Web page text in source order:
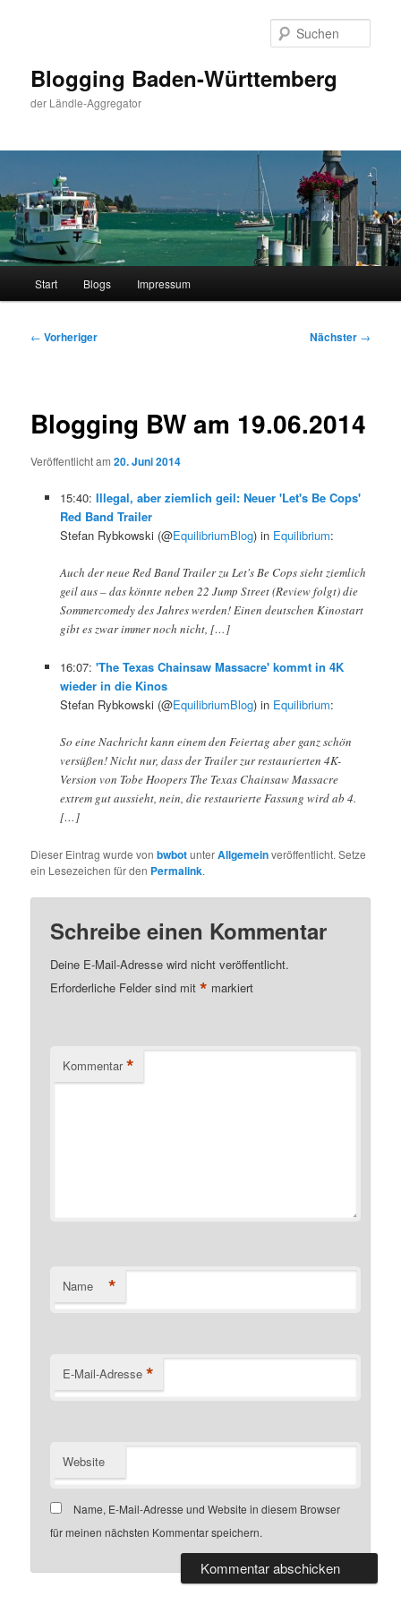
Blogging Baden-Württemberg
der Ländle-Aggregator
Start Blogs Impressum
Beitragsnavigation
← Vorheriger Nächster →
Blogging BW am 19.06.2014
Veröffentlicht am20. Juni 2014
15:40: Illegal, aber ziemlich geil: Neuer 'Let's Be Cops'
Red Band Trailer
Stefan Rybkowski (@EquilibriumBlog) in Equilibrium:
Auch der neue Red Band Trailer zu Let's Be Cops sieht ziemlich
geil aus – das könnte neben 22 Jump Street (Review folgt) die
Sommercomedy des Jahres werden! Einen deutschen Kinostart
gibt es zwar immer noch nicht, […]
16:07: 'The Texas Chainsaw Massacre' kommt in 4K
wieder in die Kinos
Stefan Rybkowski (@EquilibriumBlog) in Equilibrium:
So eine Nachricht kann einem den Feiertag aber ganz schön
versüßen! Nicht nur, dass der Trailer zur restaurierten 4K-
Version von Tobe Hoopers The Texas Chainsaw Massacre
extrem gut aussieht, nein, die restaurierte Fassung wird ab 4.
[…]
Dieser Eintrag wurde vonbwbotunterAllgemeinveröffentlicht. Setze
ein Lesezeichen für den Permalink.
Schreibe einen Kommentar
Deine E-Mail-Adresse wird nicht veröffentlicht.
Erforderliche Felder sind mit* markiert
Kommentar *
Name *
E-Mail-Adresse *
Website
Name, E-Mail-Adresse und Website in diesem Browser
für meinen nächsten Kommentar speichern.